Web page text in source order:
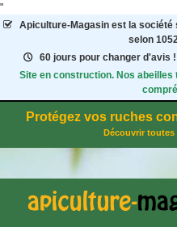
"
Apiculture-Magasinest la société
selon
60 jours pour changer d'avis !
Site en construction. Nos
Protégez vos ruches
Découvrir